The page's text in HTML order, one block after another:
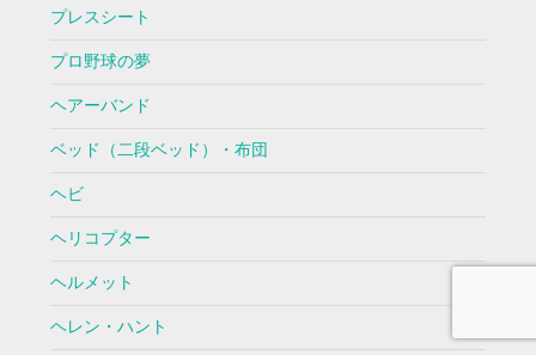
プレスシート
プロ野球の夢
ヘアーバンド
ベッド（二段ベッド）・布団
ヘビ
ヘリコプター
ヘルメット
ヘレン・ハント